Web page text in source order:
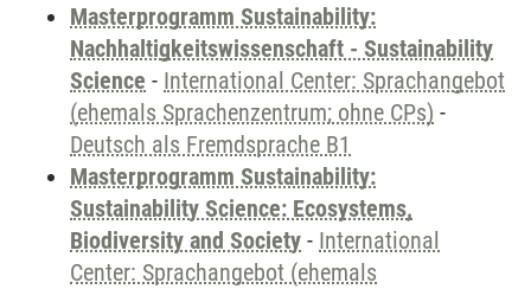
Masterprogramm Sustainability:
Nachhaltigkeitswissenschaft - Sustainability
Science - International Center: Sprachangebot
(ehemals Sprachenzentrum; ohne CPs) -
Deutsch als Fremdsprache B1
Masterprogramm Sustainability:
Sustainability Science: Ecosystems,
Biodiversity and Society - International
Center: Sprachangebot (ehemals